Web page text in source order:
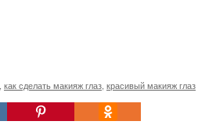
как сделать макияж глаз красивый макияж глаз